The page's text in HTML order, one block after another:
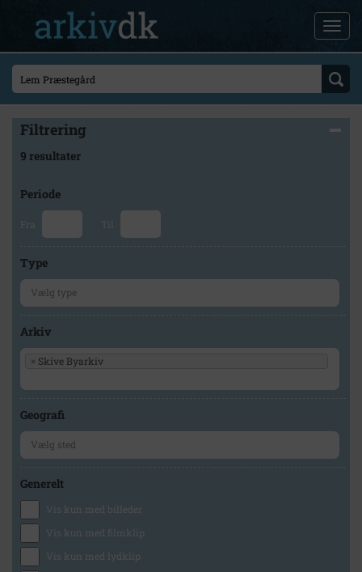
Filtrering
9 resultater
Periode
Fra Til
Type
Arkiv
× Skive Byarkiv
Geografi
Generelt
Vis kun med billeder
Vis kun med filmklip
Vis kun med lydklip